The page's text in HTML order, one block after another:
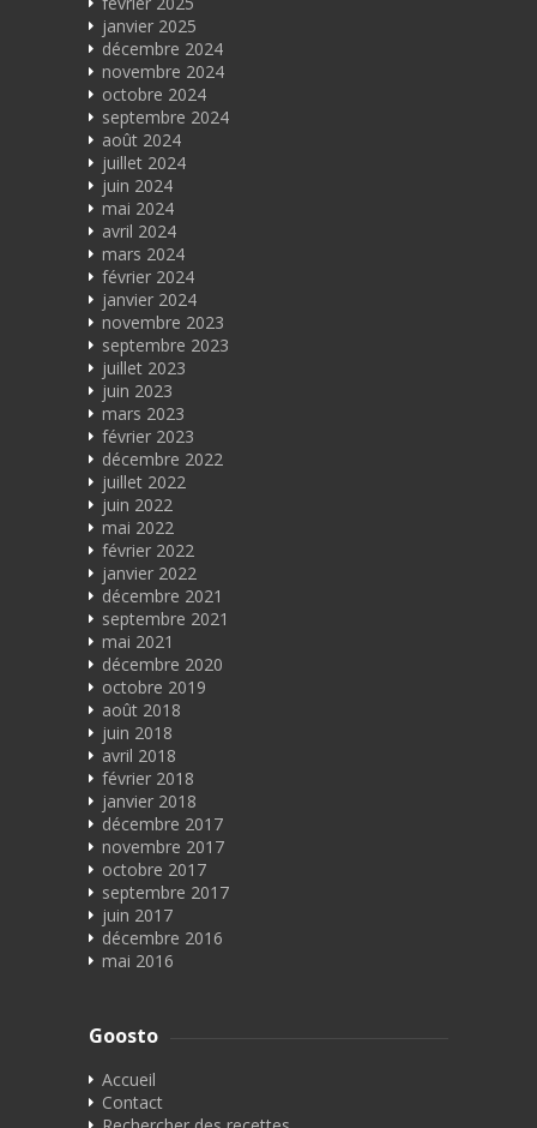
janvier 2025
décembre 2024
novembre 2024
octobre 2024
septembre 2024
août 2024
juillet 2024
juin 2024
mai 2024
avril 2024
mars 2024
février 2024
janvier 2024
novembre 2023
septembre 2023
juillet 2023
juin 2023
mars 2023
février 2023
décembre 2022
juillet 2022
juin 2022
mai 2022
février 2022
janvier 2022
décembre 2021
septembre 2021
mai 2021
décembre 2020
octobre 2019
août 2018
juin 2018
avril 2018
février 2018
janvier 2018
décembre 2017
novembre 2017
octobre 2017
septembre 2017
juin 2017
décembre 2016
mai 2016
Goosto
Accueil
Contact